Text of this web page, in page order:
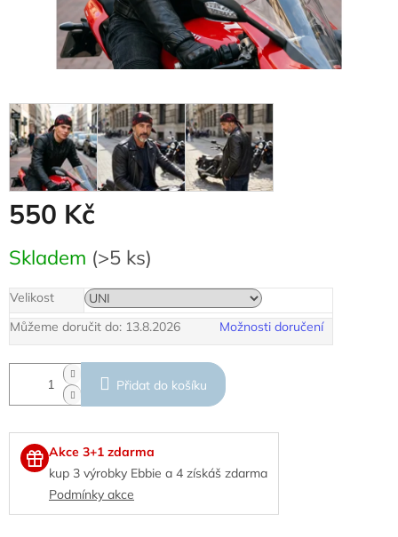
550 Kč
cena:
Skladem (>5 ks)
Velikost
Můžeme doručit do: 13.8.2026 Možnosti doručení
Přidat do košíku
Akce 3+1 zdarma
kup 3 výrobky Ebbie a 4 získáš zdarma
Podmínky akce